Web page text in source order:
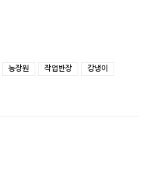
농장원 작업반장 강냉이